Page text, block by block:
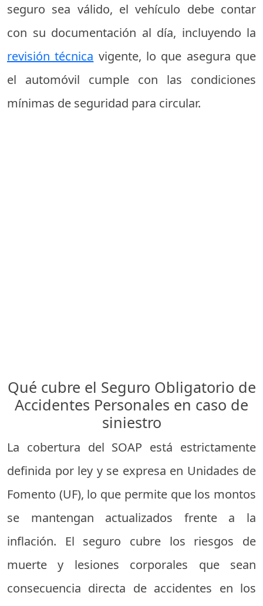
seguro sea válido, el vehículo debe contar
con su documentación al día, incluyendo la
revisión técnica vigente, lo que asegura que
el automóvil cumple con las condiciones
mínimas de seguridad para circular.
Qué cubre el Seguro Obligatorio de
Accidentes Personales en caso de
siniestro
La cobertura del SOAP está estrictamente
definida por ley y se expresa en Unidades de
Fomento (UF), lo que permite que los montos
se mantengan actualizados frente a la
inflación. El seguro cubre los riesgos de
muerte y lesiones corporales que sean
consecuencia directa de accidentes en los